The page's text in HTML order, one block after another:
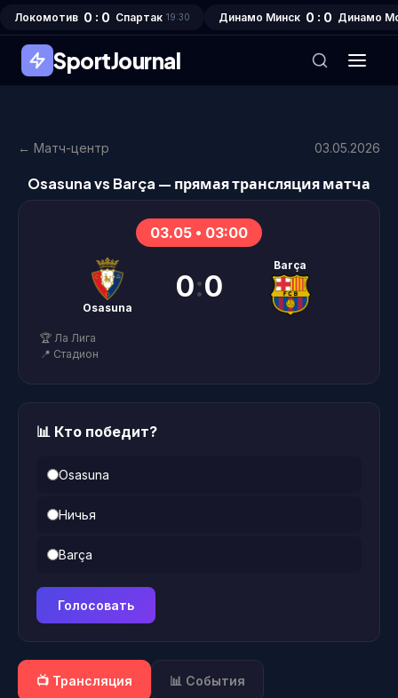
Локомотив 0 : 0 Спартак 19:30 Динамо Минск 0 : 0 Динамо
SportJournal
← Матч-центр 03.05.2026
Osasuna vs Barça — прямая трансляция матча
03.05 • 03:00
Osasuna
0:0
Barça
🏆 Ла Лига
📍 Стадион
📊 Кто победит?
Osasuna
Ничья
Barça
Голосовать
📺 Трансляция 📊 События